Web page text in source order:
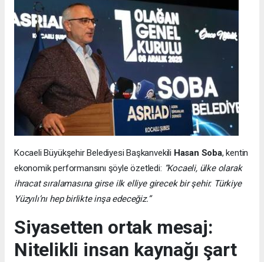
Kocaeli Büyükşehir Belediyesi Başkanvekili Hasan Soba, kentin
ekonomik performansını şöyle özetledi: “Kocaeli, ülke olarak
ihracat sıralamasına girse ilk elliye girecek bir şehir. Türkiye
Yüzyılı’nı hep birlikte inşa edeceğiz.”
Siyasetten ortak mesaj:
Nitelikli insan kaynağı şart